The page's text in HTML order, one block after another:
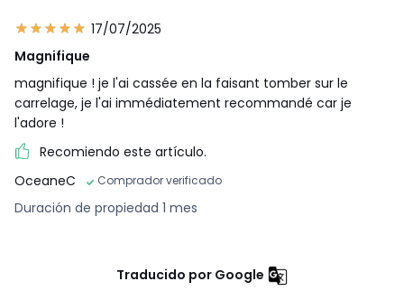
17/07/2025
Magnifique
magnifique ! je l'ai cassée en la faisant tomber sur le
carrelage, je l'ai immédiatement recommandé car je
l'adore !
Recomiendo este artículo.
OceaneC
Comprador verificado
Duración de propiedad 1 mes
Traducido por Google